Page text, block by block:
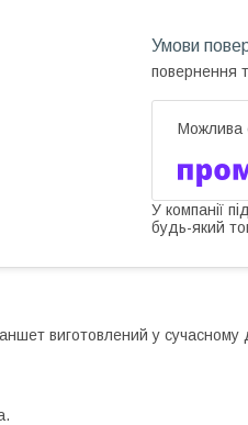
повернення
У компанії
будь-який
виготовлений у сучасному